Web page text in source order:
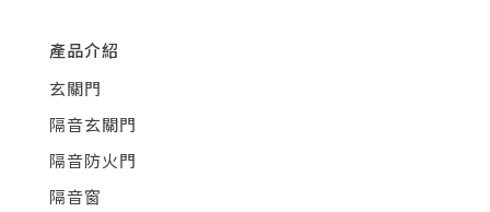
產品介紹
玄關門
隔音玄關門
隔音防火門
隔音窗